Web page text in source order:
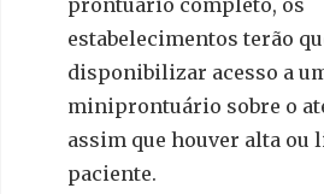
prontuário completo, os
estabelecimentos terão
disponibilizar acesso a
miniprontuário sobre o
assim que houver alta ou
paciente.